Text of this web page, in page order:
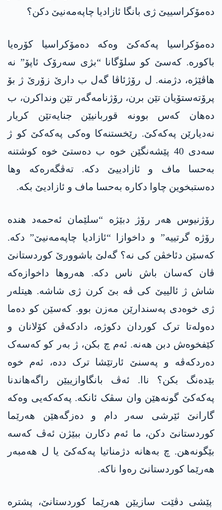
دەمۆکراسییێ ژی بانگا ئازادیا چاپەمەنیێ دکن؟
دەمۆکراسیا پەکەکێ وەکە دەمۆکراسیا کۆرەیا
باکورە. کەسێ کو سلۆگانا “بژی سەرۆک ئاپۆ” نە
هاڤێژە، دژمنە. ل رۆژئاڤا گەل ب دارێ زۆرێ ژ بۆ
پرۆتەستۆیان تێن برن، رۆژنامەگەر تێن ونداکرن، ب
دەھان کەس بوونە قوربانیێن جنایەتێن کریار
نەدیارێن پەکەکێ. رێخستنەکا وەکی پەکەکێ کو ژ
سەدی 40 پێشەنگێن خوە ب دەستێ خوە کوشتنە
بەحسا ماف و ئازادییێ دکە. تەڤگەرەکە وھا
دەستبخوین چاوا دکارە بەحسا ماف و ئازادیێ بکە.
رۆژنیوس ھەر رۆژ دبێژە “سلێمان ئەحمەد ھندە
رۆژە گرتییە” و داخوازا “ئازادیا چاپەمەنیێ” دکە.
کەسێن دئاخڤن کی نە؟ گەلێ باشوورێ کوردستانێ
ڤان کەسان باش ناس دکە. ھەروھا داخوازەکە
شاش ژ ئالییێ کی ڤە بێ کرن ژی شاشە. ھیتلەر
ژی خوەدی پەسندارێن مەزن بوو. کەسێن کو دەما
دەولەتا ترک کوردان دکوژە، دادکەڤن کۆلانان و
کێفخوەش دبن ھەنە. ئەم چ بکن، ژ بەر کو کەسەک
دەردکەڤە و پەسنێ ئارتێشا ترک ددە، ئەم خوە
بێدەنگ بکن؟ ناا. ئەڤ بانگاوازییێن راگەھاندنا
پەکەکێ گونەھێن وان سڤک ئانکە. پەکەکەیی وەکە
گارانێ ئێرشی سەر دام و دەزگەھێن ھەرێما
کوردستانێ دکن، ما ئەم دکارن ببێژن ئەڤ کەسە
بێگونەھن. چ بەهانە دژمناتیا پەکەکێ یا ل ھەمبەر
ھەرێما کوردستانێ رەوا ناکە.
پێشی دڤێت سازیێن ھەرێما کوردستانێ، پشترە